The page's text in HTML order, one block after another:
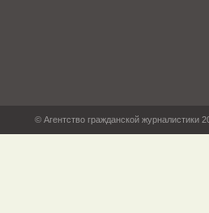
© Агентство гражданской